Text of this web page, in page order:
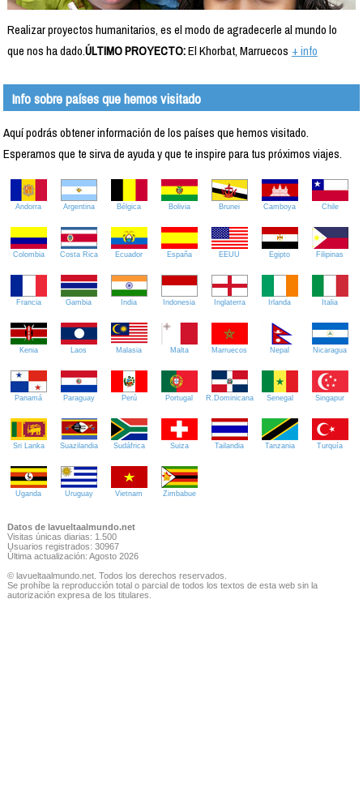
Realizar proyectos humanitarios, es el modo de agradecerle al mundo lo
que nos ha dado.ÚLTIMO PROYECTO:El Khorbat, Marruecos + info
Info sobre países que hemos visitado
Aquí podrás obtener información de los países que hemos visitado.
Esperamos que te sirva de ayuda y que te inspire para tus próximos viajes.
Andorra Argentina Bélgica Bolivia Brunei Camboya Chile
Colombia Costa Rica Ecuador España EEUU Egipto Filipinas
Francia Gambia India Indonesia Inglaterra Irlanda Italia
Kenia Laos Malasia Malta Marruecos Nepal Nicaragua
Panamá Paraguay Perú Portugal R.Dominicana Senegal Singapur
Sri Lanka Suazilandia Sudáfrica Suiza Tailandia Tanzania Turquía
Uganda Uruguay Vietnam Zimbabue
Datos de lavueltaalmundo.net
Visitas únicas diarias: 1.500
Usuarios registrados: 30967
Última actualización: Agosto 2026
© lavueltaalmundo.net. Todos los derechos reservados.
Se prohíbe la reproducción total o parcial de todos los textos de esta web sin la
autorización expresa de los titulares.